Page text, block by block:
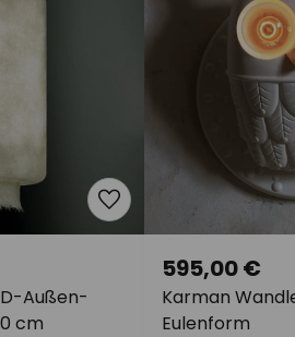
Außen-
cm
Karman
Eulenform
595,00 €